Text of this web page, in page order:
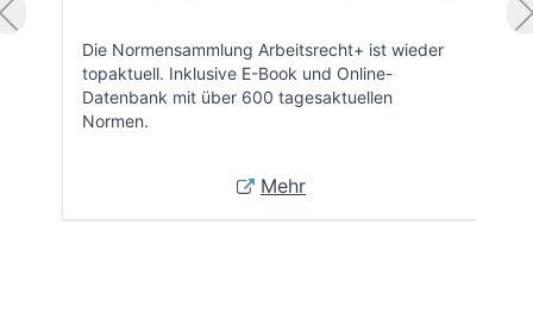
Die Normensammlung Arbeitsrecht+ ist wieder
topaktuell. Inklusive E-Book und Online-
Datenbank mit über 600 tagesaktuellen
Normen.
Mehr